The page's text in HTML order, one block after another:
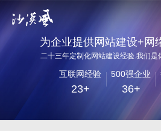
为企业提供网站建设+网
二十三年定制化网站建设经验.我们是
互联网经验
23+
500强企业
36+